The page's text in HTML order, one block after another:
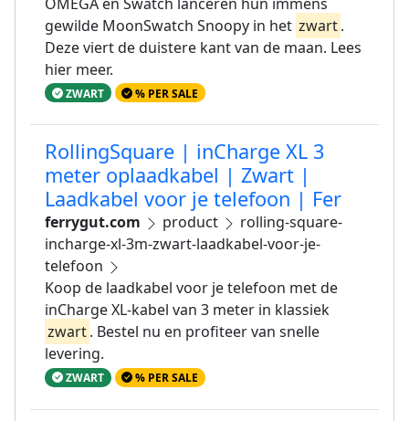
gewilde MoonSwatch Snoopy in het zwart.
Deze viert de duistere kant van de maan. Lees
hier meer.
ZWART % PER SALE
RollingSquare | inCharge XL 3
meter oplaadkabel | Zwart |
Laadkabel voor je telefoon | Fer
ferrygut.com product
rolling-square-
incharge-xl-3m-zwart-laadkabel-voor-je-
telefoon
Koop de laadkabel voor je telefoon met de
inCharge XL-kabel van 3 meter in klassiek
zwart. Bestel nu en profiteer van snelle
levering.
ZWART % PER SALE